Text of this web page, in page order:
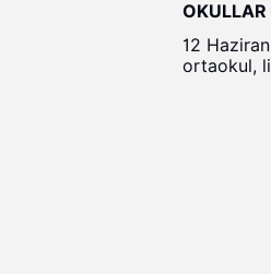
OKULLAR
12
ortaokul,